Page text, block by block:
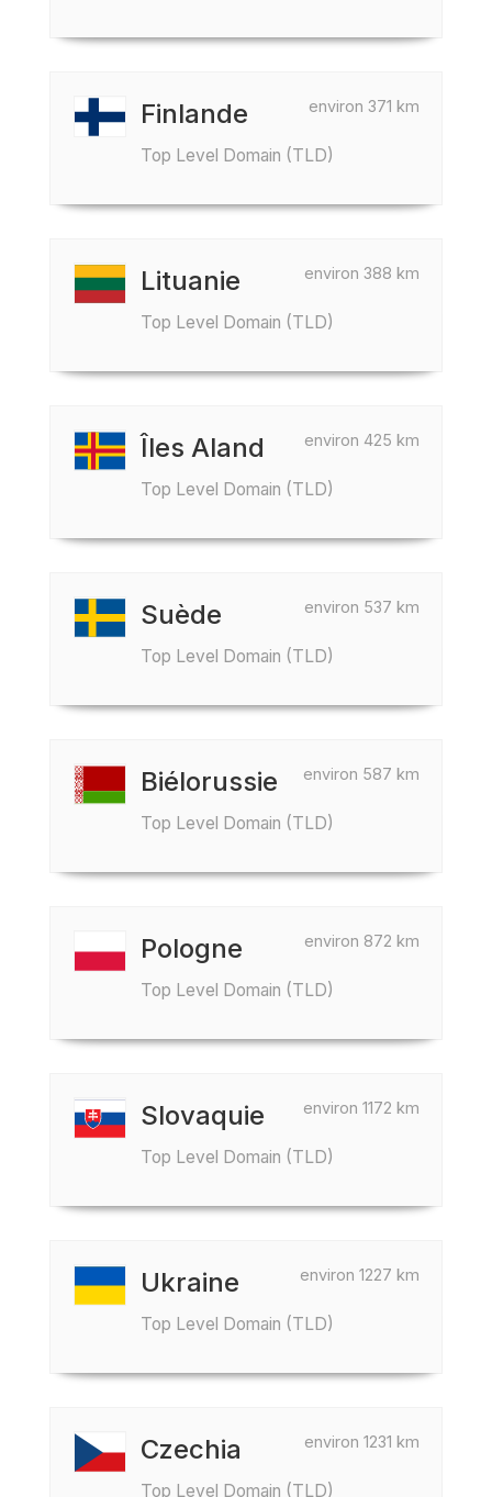
environ 371 km
Finlande
Top Level Domain (TLD)
environ 388 km
Lituanie
Top Level Domain (TLD)
environ 425 km
Îles Aland
Top Level Domain (TLD)
environ 537 km
Suède
Top Level Domain (TLD)
environ 587 km
Biélorussie
Top Level Domain (TLD)
environ 872 km
Pologne
Top Level Domain (TLD)
environ 1172 km
Slovaquie
Top Level Domain (TLD)
environ 1227 km
Ukraine
Top Level Domain (TLD)
environ 1231 km
Czechia
Top Level Domain (TLD)